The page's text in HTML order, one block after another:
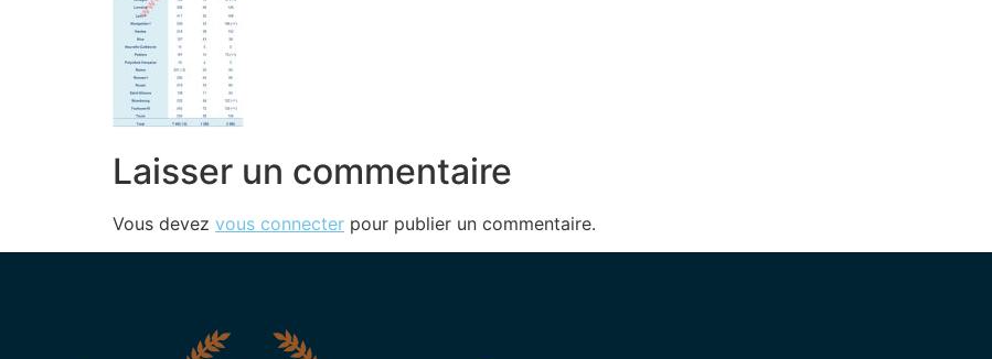
Laisser un commentaire
Vous devez vous connecter pour publier un commentaire.